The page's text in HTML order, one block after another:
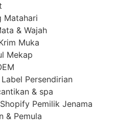
Matahari
& Wajah
Muka
Mekap
Persendirian
& spa
Pemilik Jenama
& Pemula